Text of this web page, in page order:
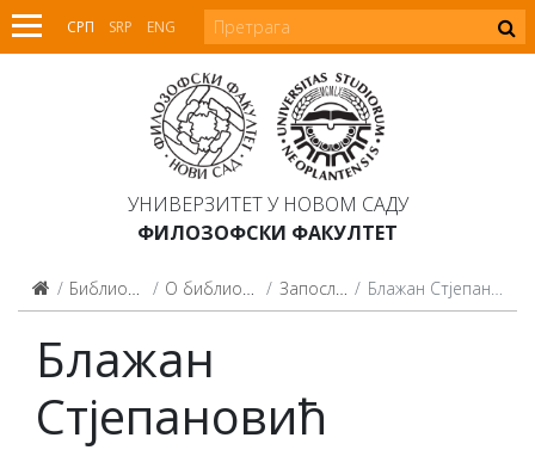
СРП SRP ENG
УНИВЕРЗИТЕТ У НОВОМ САДУ
ФИЛОЗОФСКИ ФАКУЛТЕТ
Библиотека О библиотеци Запослени Блажан Стјепановић
Блажан
Стјепановић